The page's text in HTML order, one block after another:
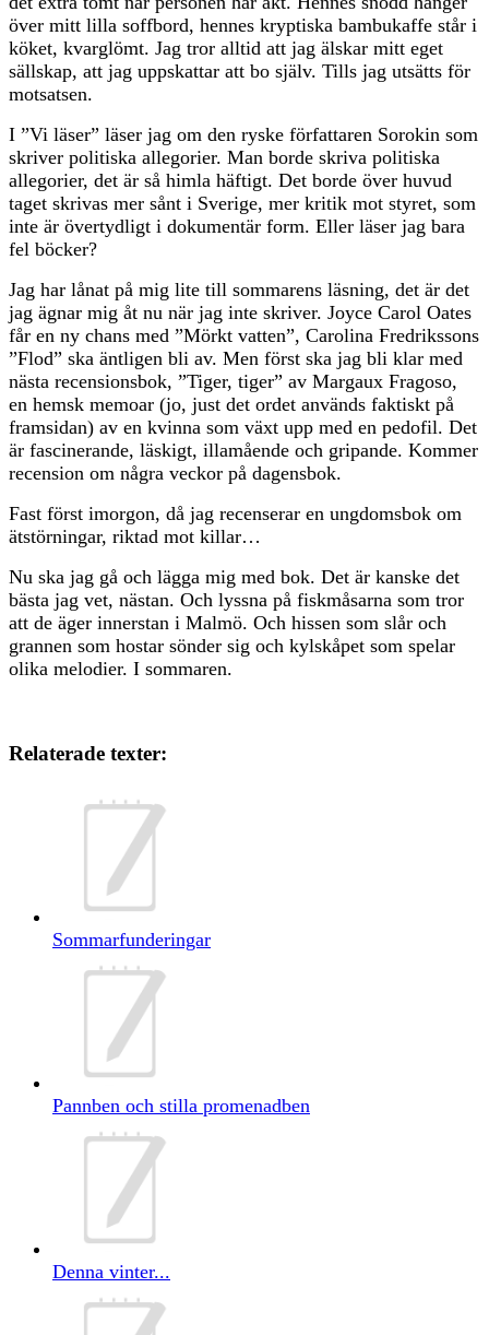
över mitt lilla soffbord, hennes kryptiska bambukaffe står i
köket, kvarglömt. Jag tror alltid att jag älskar mitt eget
sällskap, att jag uppskattar att bo själv. Tills jag utsätts för
motsatsen.
I ”Vi läser” läser jag om den ryske författaren Sorokin som
skriver politiska allegorier. Man borde skriva politiska
allegorier, det är så himla häftigt. Det borde över huvud
taget skrivas mer sånt i Sverige, mer kritik mot styret, som
inte är övertydligt i dokumentär form. Eller läser jag bara
fel böcker?
Jag har lånat på mig lite till sommarens läsning, det är det
jag ägnar mig åt nu när jag inte skriver. Joyce Carol Oates
får en ny chans med ”Mörkt vatten”, Carolina Fredrikssons
”Flod” ska äntligen bli av. Men först ska jag bli klar med
nästa recensionsbok, ”Tiger, tiger” av Margaux Fragoso,
en hemsk memoar (jo, just det ordet används faktiskt på
framsidan) av en kvinna som växt upp med en pedofil. Det
är fascinerande, läskigt, illamående och gripande. Kommer
recension om några veckor på dagensbok.
Fast först imorgon, då jag recenserar en ungdomsbok om
ätstörningar, riktad mot killar…
Nu ska jag gå och lägga mig med bok. Det är kanske det
bästa jag vet, nästan. Och lyssna på fiskmåsarna som tror
att de äger innerstan i Malmö. Och hissen som slår och
grannen som hostar sönder sig och kylskåpet som spelar
olika melodier. I sommaren.
Relaterade texter:
Sommarfunderingar
Pannben och stilla promenadben
Denna vinter...